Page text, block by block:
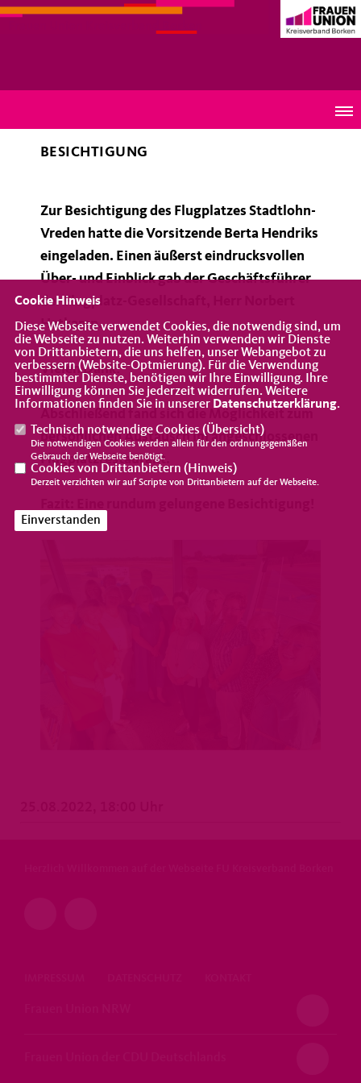
BESICHTIGUNG
Zur Besichtigung des Flugplatzes Stadtlohn-
Vreden hatte die Vorsitzende Berta Hendriks
eingeladen. Einen äußerst eindrucksvollen
Über- und Einblick gab der Geschäftsführer
der Flugplatz-Gesellschaft, Herr Norbert
Hetkamp.
Vielen Dank!
persönlichen Austausch im angeschlossenen
Flugplatzrestaurant.
Cookie Hinweis
Diese Webseite verwendet Cookies, die notwendig sind, um
die Webseite zu nutzen. Weiterhin verwenden wir Dienste
von Drittanbietern, die uns helfen, unser Webangebot zu
verbessern (Website-Optmierung). Für die Verwendung
bestimmter Dienste, benötigen wir Ihre Einwilligung. Ihre
Einwilligung können Sie jederzeit widerrufen. Weitere
Informationen finden Sie in unserer Datenschutzerklärung.
Technisch notwendige Cookies (Übersicht)
Die notwendigen Cookies werden allein für den ordnungsgemäßen
Gebrauch der Webseite benötigt.
Cookies von Drittanbietern (Hinweis)
Derzeit verzichten wir auf Scripte von Drittanbietern auf der Webseite.
Einverstanden